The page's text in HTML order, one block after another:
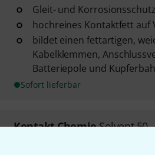
Gleit- und
hochreines Kontaktfett auf
bildet einen fettartigen,
Kabelklemmen,
Batteriepole und
Sofort lieferbar
Kontakt ChemieSolvent 50